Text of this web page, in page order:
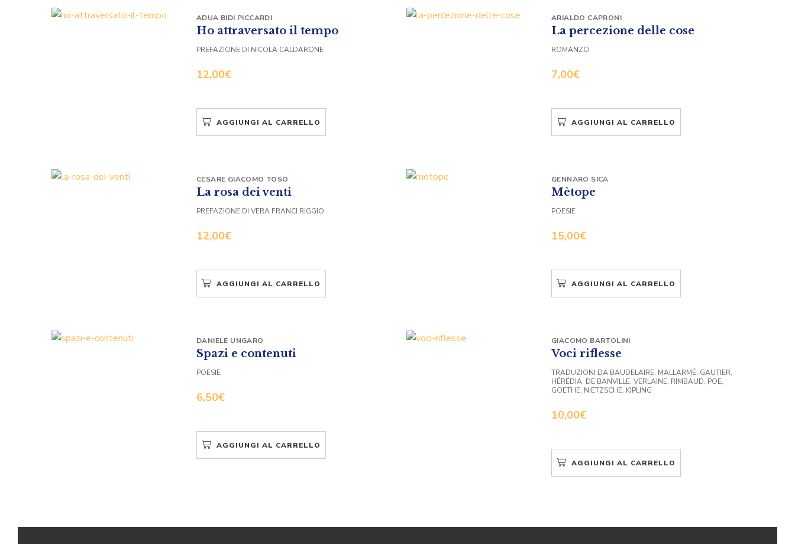
Ho attraversato il tempo
12,00€
ADUA BIDI PICCARDI
PREFAZIONE DI NICOLA CALDARONE
AGGIUNGI AL CARRELLO
La percezione delle cose
7,00€
ARIALDO CAPRONI
ROMANZO
AGGIUNGI AL CARRELLO
La rosa dei venti
12,00€
CESARE GIACOMO TOSO
PREFAZIONE DI VERA FRANCI RIGGIO
AGGIUNGI AL CARRELLO
Mètope
15,00€
GENNARO SICA
POESIE
AGGIUNGI AL CARRELLO
Spazi e contenuti
6,50€
DANIELE UNGARO
POESIE
AGGIUNGI AL CARRELLO
Voci riflesse
10,00€
GIACOMO BARTOLINI
TRADUZIONI DA BAUDELAIRE, MALLARMÉ, GAUTIER,
HÉRÉDIA, DE BANVILLE, VERLAINE, RIMBAUD, POE,
GOETHE, NIETZSCHE, KIPLING
AGGIUNGI AL CARRELLO